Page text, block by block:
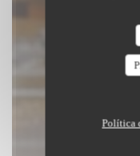
Política